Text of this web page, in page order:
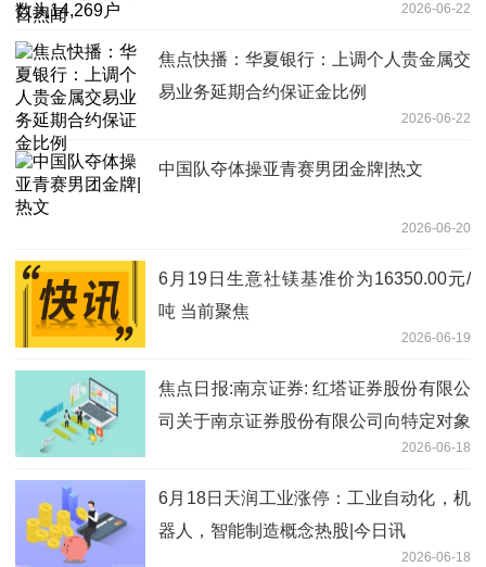
2026-06-22
焦点快播：华夏银行：上调个人贵金属交
易业务延期合约保证金比例
2026-06-22
中国队夺体操亚青赛男团金牌|热文
2026-06-20
6月19日生意社镁基准价为16350.00元/
吨 当前聚焦
2026-06-19
焦点日报:南京证券: 红塔证券股份有限公
司关于南京证券股份有限公司向特定对象
发行A股股票限售股上市流通的核查意见
2026-06-18
6月18日天润工业涨停：工业自动化，机
器人，智能制造概念热股|今日讯
2026-06-18